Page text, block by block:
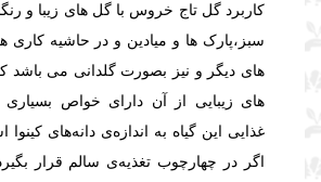
کاربرد گل تاج خروس با گل های زیبا و
سبز،پارک ها و میادین و در حاشیه کاری
های دیگر و نیز بصورت گلدانی می باشد
های زیبایی از آن دارای خواص
غذایی این گیاه به اندازه‌ی دانه‌های
اگر در چهارچوب تغذیه‌ی سالم قرار